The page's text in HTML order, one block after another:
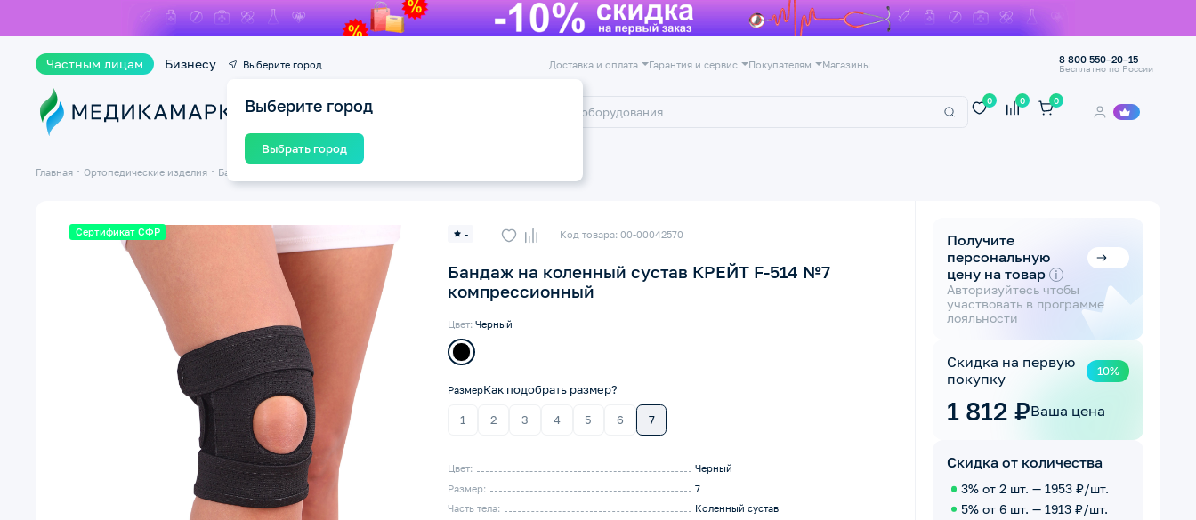
Частным лицам Бизнесу Выберите город
Выберите город
Выбрать город
Доставка и оплата Гарантия и сервис Покупателям Магазины 8 800 550–20–15
Бесплатно по России
Каталог
0 0 0
Главная Ортопедические изделия Бандажи и ортезы на суставы
Сертификат СФР - Код товара: 00-00042570
Бандаж на коленный сустав КРЕЙТ F-514 №7
компрессионный
Цвет:Черный
РазмерКак подобрать размер?
1 2 3 4 5 6 7
Цвет:
Черный
Размер:
7
Часть тела:
Коленный сустав
Получите
персональную
цену на товар i
Авторизуйтесь чтобы
участвовать в программе
лояльности
Скидка на первую
покупку
10%
1 812 ₽Ваша цена
Скидка от количества
3% от 2 шт. — 1953 ₽/шт.
5% от 6 шт. — 1913 ₽/шт.